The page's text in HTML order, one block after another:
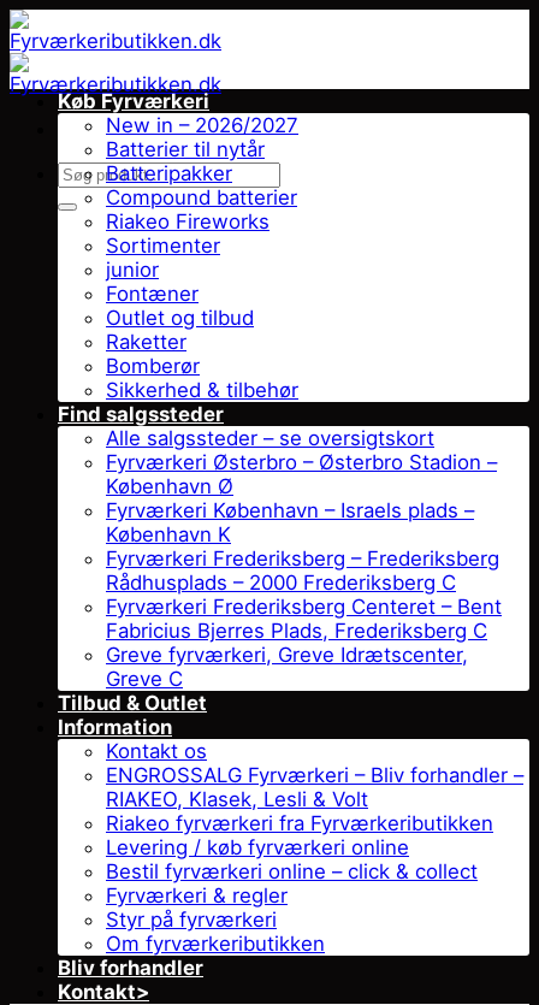
Fortsæt
til
indhold
Søg
efter:
Køb Fyrværkeri
New in – 2026/2027
Batterier til nytår
Batteripakker
Compound batterier
Riakeo Fireworks
Sortimenter
junior
Fontæner
Outlet og tilbud
Raketter
Bomberør
Sikkerhed & tilbehør
Find salgssteder
Alle salgssteder – se oversigtskort
Fyrværkeri Østerbro – Østerbro Stadion –
København Ø
Fyrværkeri København – Israels plads –
København K
Fyrværkeri Frederiksberg – Frederiksberg
Rådhusplads – 2000 Frederiksberg C
Fyrværkeri Frederiksberg Centeret – Bent
Fabricius Bjerres Plads, Frederiksberg C
Greve fyrværkeri, Greve Idrætscenter,
Greve C
Tilbud & Outlet
Information
Kontakt os
ENGROSSALG Fyrværkeri – Bliv forhandler –
RIAKEO, Klasek, Lesli & Volt
Riakeo fyrværkeri fra Fyrværkeributikken
Levering / køb fyrværkeri online
Bestil fyrværkeri online – click & collect
Fyrværkeri & regler
Styr på fyrværkeri
Om fyrværkeributikken
Bliv forhandler
Kontakt>